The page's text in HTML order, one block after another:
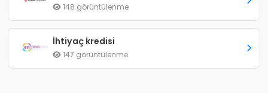
148 görüntülenme
İhtiyaç kredisi
147 görüntülenme